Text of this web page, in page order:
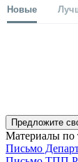
Новые
Предложите
Материалы по
Письмо